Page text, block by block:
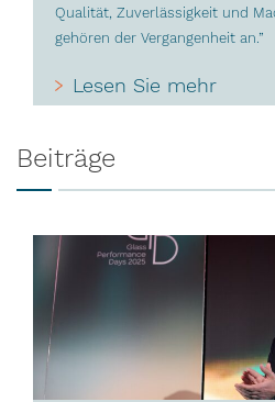
Qualität, Zuverlässigkeit und
gehören der Vergangenheit an.”
Lesen Sie mehr
Beiträge